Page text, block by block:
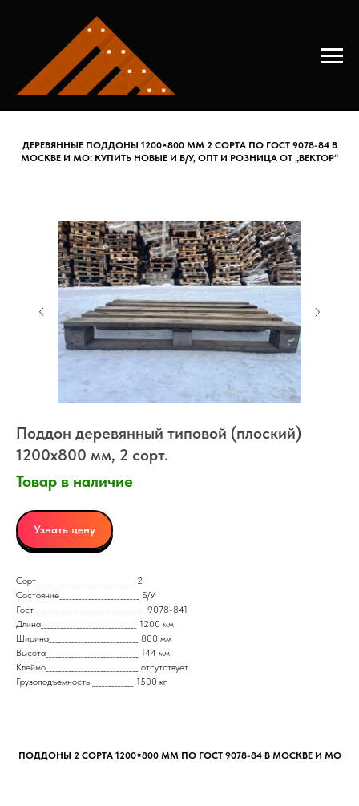
Главная → Купить поддон деревянный
ДЕРЕВЯННЫЕ ПОДДОНЫ 1200×800 ММ 2 СОРТА ПО ГОСТ 9078-84 В
МОСКВЕ И МО: КУПИТЬ НОВЫЕ И Б/У, ОПТ И РОЗНИЦА ОТ „ВЕКТОР“
Поддон деревянный типовой (плоский)
1200x800 мм, 2 сорт.
Товар в наличие
Узнать цену
Сорт_______________________________ 2
Состояние_________________________ Б/У
Гост___________________________________ 9078-841
Длина______________________________ 1200 мм
Ширина____________________________ 800 мм
Высота_____________________________ 144 мм
Клеймо_____________________________ отсутствует
Грузоподъемность _____________ 1500 кг
ПОДДОНЫ 2 СОРТА 1200×800 ММ ПО ГОСТ 9078-84 В МОСКВЕ И МО